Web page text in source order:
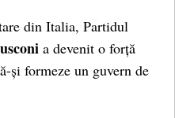
din Italia, Partidul
a devenit o forță
și formeze un guvern de